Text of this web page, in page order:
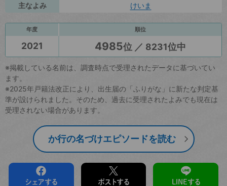
主なよみ けいま
年度 順位
2021 4985位 ／ 8231位中
※掲載している名前は、調査時点で受理されたデータに基づいてい
ます。
※2025年戸籍法改正により、出生届の「ふりがな」に新たな判定基
準が設けられました。そのため、過去に受理されたよみでも現在は
受理されない場合があります。
か行の名づけエピソードを読む
シェアする ポストする LINEする